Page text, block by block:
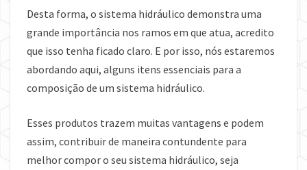
Desta forma, o sistema hidráulico demonstra uma
grande importância nos ramos em que atua, acredito
que isso tenha ficado claro. E por isso, nós estaremos
abordando aqui, alguns itens essenciais para a
composição de um sistema hidráulico.
Esses produtos trazem muitas vantagens e podem
assim, contribuir de maneira contundente para
melhor compor o seu sistema hidráulico, seja